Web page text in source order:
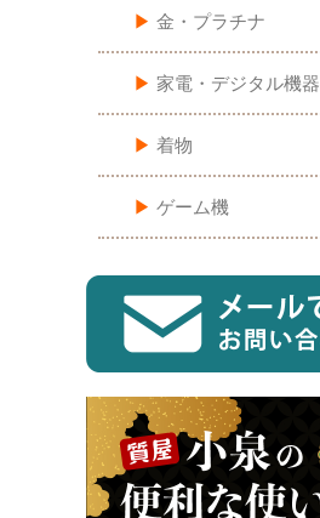
▶︎ 金・プラチナ
▶︎ 家電・デジタル機器
▶︎ 着物
▶︎ ゲーム機